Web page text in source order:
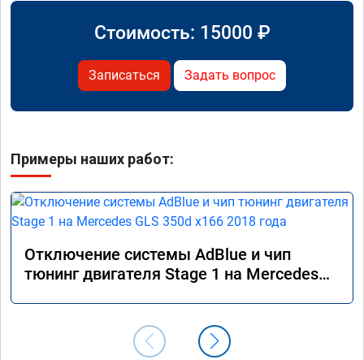
Стоимость: 15000 ₽
Записаться Задать вопрос
Примеры наших работ:
Отключение системы AdBlue и чип
тюнинг двигателя Stage 1 на Mercedes